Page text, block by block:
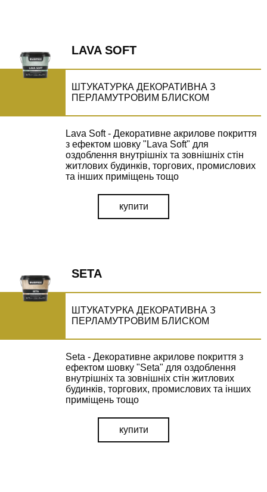
LAVA SOFT
ШТУКАТУРКА ДЕКОРАТИВНА З
ПЕРЛАМУТРОВИМ БЛИСКОМ
Lava Soft - Декоративне акрилове покриття
з ефектом шовку "Lava Soft" для
оздоблення внутрішніх та зовнішніх стін
житлових будинків, торгових, промислових
та інших приміщень тощо
купити
SETA
ШТУКАТУРКА ДЕКОРАТИВНА З
ПЕРЛАМУТРОВИМ БЛИСКОМ
Seta - Декоративне акрилове покриття з
ефектом шовку "Seta" для оздоблення
внутрішніх та зовнішніх стін житлових
будинків, торгових, промислових та інших
приміщень тощо
купити